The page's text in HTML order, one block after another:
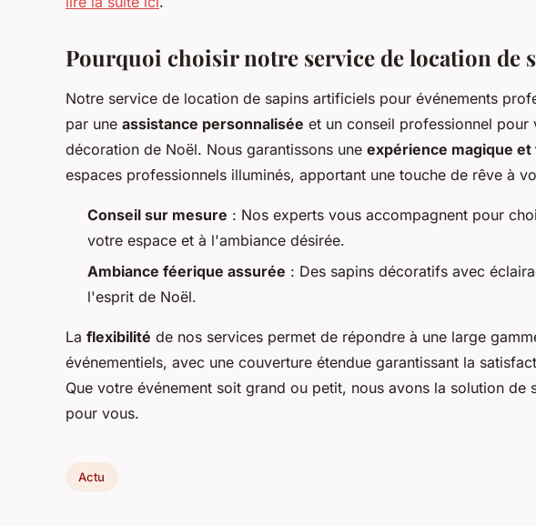
Pourquoi choisir notre service de location de
Notre service de location de sapins artificiels pour événements
par une assistance personnalisée et un conseil professionnel pour
décoration de Noël. Nous garantissons une expérience magique
espaces professionnels illuminés, apportant une touche de rêve à
Conseil sur mesure : Nos experts vous accompagnent pour
votre espace et à l'ambiance désirée.
Ambiance féerique assurée : Des sapins décoratifs avec
l'esprit de Noël.
La flexibilité de nos services permet de répondre à une large
événementiels, avec une couverture étendue garantissant la
Que votre événement soit grand ou petit, nous avons la solution de
pour vous.
Actu